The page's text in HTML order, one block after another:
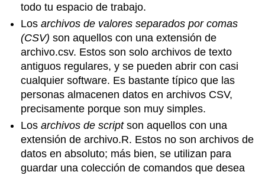
todo tu espacio de trabajo.
Losarchivos de valores separados por comas
(CSV) son aquellos con una extensión de
archivo.csv. Estos son solo archivos de texto
antiguos regulares, y se pueden abrir con casi
cualquier software. Es bastante típico que las
personas almacenen datos en archivos CSV,
precisamente porque son muy simples.
Losarchivos de scriptson aquellos con una
extensión de archivo.R. Estos no son archivos de
datos en absoluto; más bien, se utilizan para
guardar una colección de comandos que desea